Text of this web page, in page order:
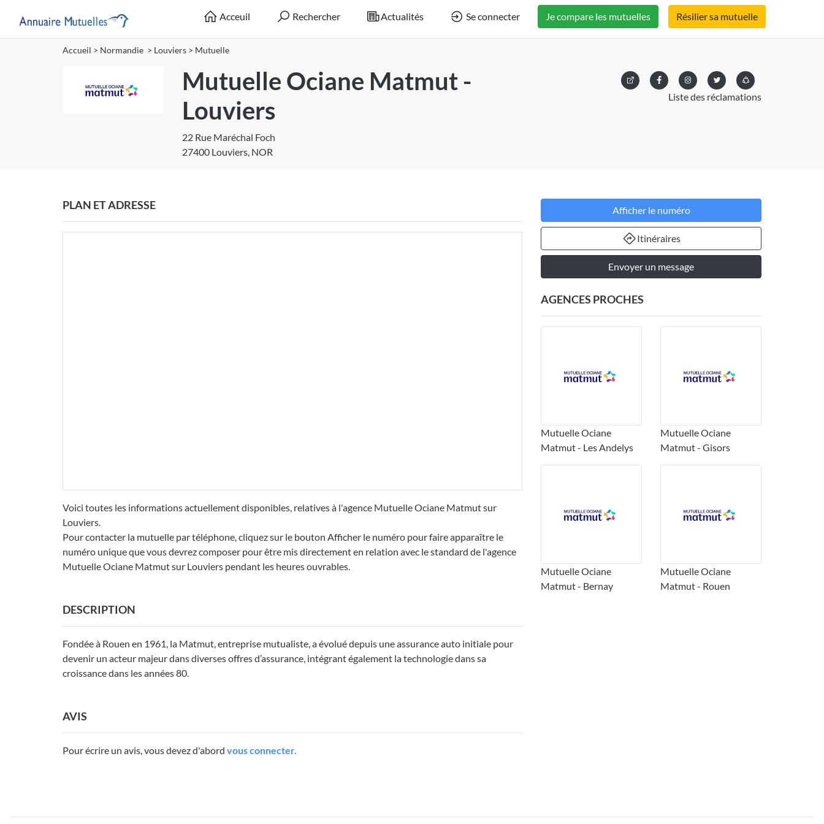
Acceuil Rechercher Actualités Se connecter Je compare les mutuelles Résilier sa mutuelle
Accueil > Normandie > Louviers > Mutuelle
Mutuelle Ociane Matmut -
Louviers
22 Rue Maréchal Foch
27400 Louviers, NOR
Liste des réclamations
PLAN ET ADRESSE
Voici toutes les informations actuellement disponibles, relatives à l'agence Mutuelle Ociane Matmut sur
Louviers.
Pour contacter la mutuelle par téléphone, cliquez sur le bouton Afficher le numéro pour faire apparaître le
numéro unique que vous devrez composer pour être mis directement en relation avec le standard de l'agence
Mutuelle Ociane Matmut sur Louviers pendant les heures ouvrables.
DESCRIPTION
Fondée à Rouen en 1961, la Matmut, entreprise mutualiste, a évolué depuis une assurance auto initiale pour
devenir un acteur majeur dans diverses offres d’assurance, intégrant également la technologie dans sa
croissance dans les années 80.
AVIS
Pour écrire un avis, vous devez d'abord vous connecter.
Afficher le numéro
Itinéraires
Envoyer un message
AGENCES PROCHES
Mutuelle Ociane
Matmut - Les Andelys
Mutuelle Ociane
Matmut - Gisors
Mutuelle Ociane
Matmut - Bernay
Mutuelle Ociane
Matmut - Rouen